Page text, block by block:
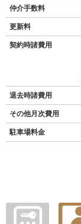
仲介手数料
更新料
契約時諸費用
退去時諸費用
その他月次費用
駐車場料金